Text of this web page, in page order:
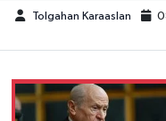
Tolgahan Karaaslan
DÜNYA
TREND
MEDYA